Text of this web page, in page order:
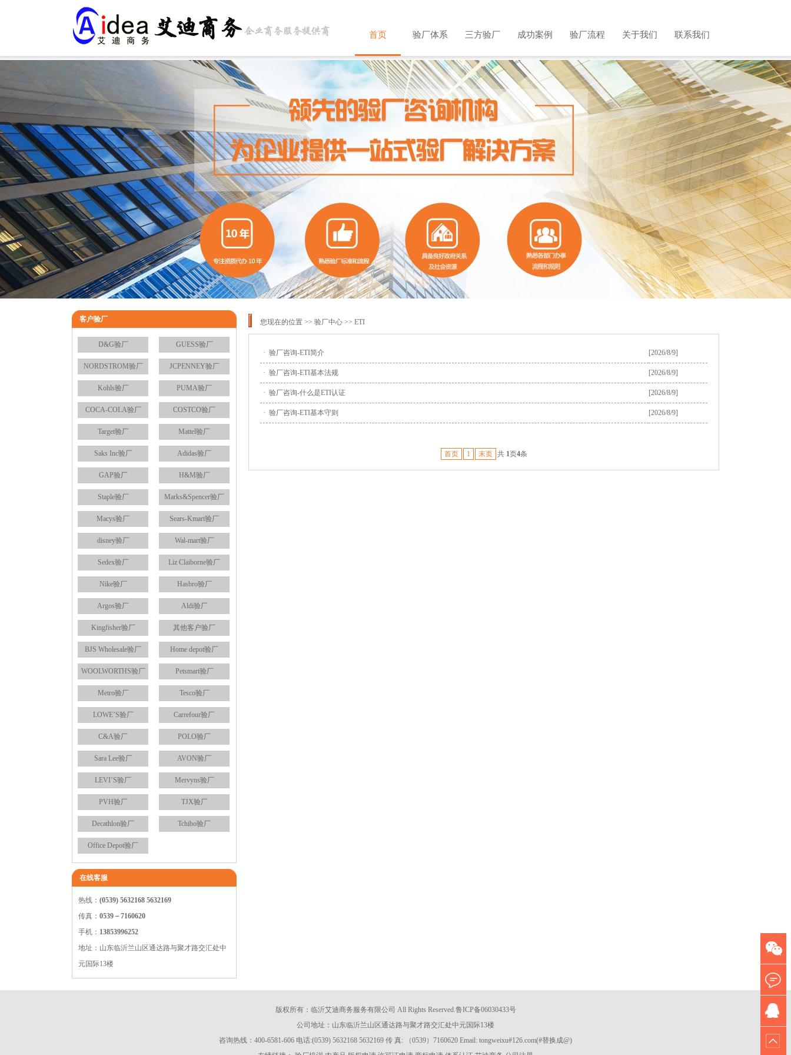
首页 验厂体系 三方验厂 成功案例 验厂流程 关于我们 联系我们
客户验厂
D&G验厂 GUESS验厂
NORDSTROM验厂 JCPENNEY验厂
Kohls验厂 PUMA验厂
COCA-COLA验厂 COSTCO验厂
Target验厂 Mattel验厂
Saks Inc验厂 Adidas验厂
GAP验厂 H&M验厂
Staple验厂 Marks&Spencer验厂
Macys验厂 Sears-Kmart验厂
disney验厂 Wal-mart验厂
Sedex验厂 Liz Claiborne验厂
Nike验厂 Hasbro验厂
Argos验厂 Aldi验厂
Kingfisher验厂 其他客户验厂
BJS Wholesale验厂 Home depot验厂
WOOLWORTHS验厂 Petsmart验厂
Metro验厂 Tesco验厂
LOWE’S验厂 Carrefour验厂
C&A验厂 POLO验厂
Sara Lee验厂 AVON验厂
LEVI’S验厂 Mervyns验厂
PVH验厂 TJX验厂
Decathlon验厂 Tchibo验厂
Office Depot验厂
在线客服
热线： (0539) 5632168 5632169
传真： 0539－7160620
手机： 13853996252
地址：山东临沂兰山区通达路与聚才路交汇处中
元国际13楼
您现在的位置 >> 验厂中心 >> ETI
· 验厂咨询-ETI简介 [2026/8/9]
· 验厂咨询-ETI基本法规 [2026/8/9]
· 验厂咨询-什么是ETI认证 [2026/8/9]
· 验厂咨询-ETI基本守则 [2026/8/9]
首页 1 末页 共 1页4条
版权所有：临沂艾迪商务服务有限公司 All Rights Reserved.鲁ICP备06030433号
公司地址：山东临沂兰山区通达路与聚才路交汇处中元国际13楼
咨询热线：400-6581-606 电话:(0539) 5632168 5632169 传 真: （0539）7160620 Email: tongweixu#126.com(#替换成@)